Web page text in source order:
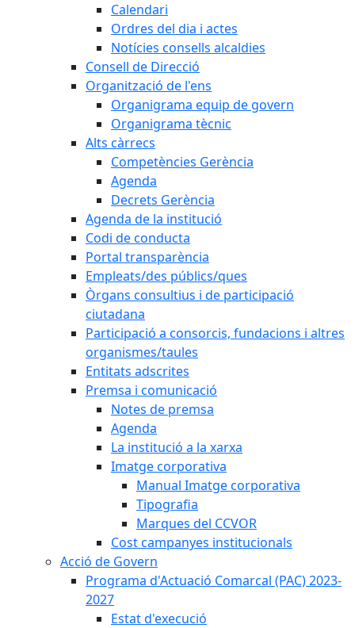
Calendari
Ordres del dia i actes
Notícies consells alcaldies
Consell de Direcció
Organització de l'ens
Organigrama equip de govern
Organigrama tècnic
Alts càrrecs
Competències Gerència
Agenda
Decrets Gerència
Agenda de la institució
Codi de conducta
Portal transparència
Empleats/des públics/ques
Òrgans consultius i de participació
ciutadana
Participació a consorcis, fundacions i altres
organismes/taules
Entitats adscrites
Premsa i comunicació
Notes de premsa
Agenda
La institució a la xarxa
Imatge corporativa
Manual Imatge corporativa
Tipografia
Marques del CCVOR
Cost campanyes institucionals
Acció de Govern
Programa d'Actuació Comarcal (PAC) 2023-
2027
Estat d'execució